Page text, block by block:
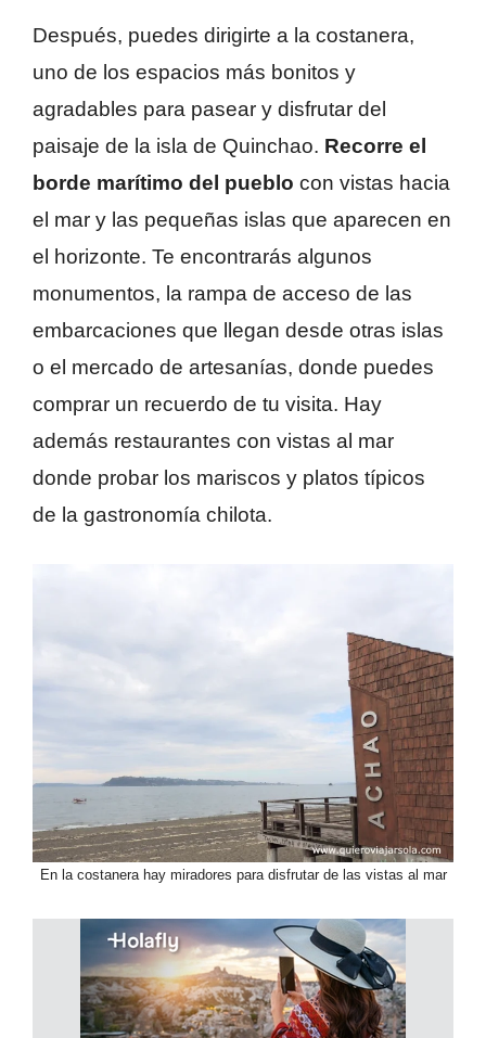
Después, puedes dirigirte a la costanera,
uno de los espacios más bonitos y
agradables para pasear y disfrutar del
paisaje de la isla de Quinchao. Recorre el
borde marítimo del pueblo con vistas hacia
el mar y las pequeñas islas que aparecen en
el horizonte. Te encontrarás algunos
monumentos, la rampa de acceso de las
embarcaciones que llegan desde otras islas
o el mercado de artesanías, donde puedes
comprar un recuerdo de tu visita. Hay
además restaurantes con vistas al mar
donde probar los mariscos y platos típicos
de la gastronomía chilota.
En la costanera hay miradores para disfrutar de las vistas al mar